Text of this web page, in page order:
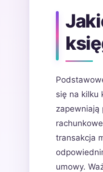
się na kilku
zapewniają
transakcja
umowy.